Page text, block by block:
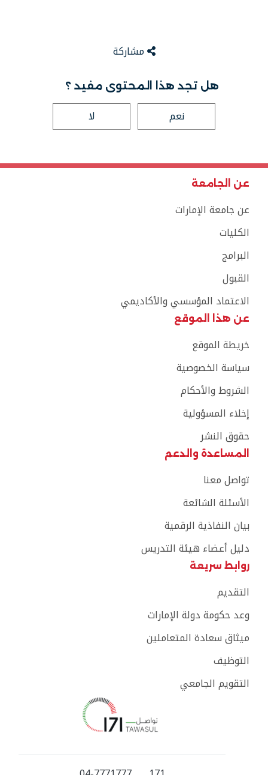
مشاركة
هل تجد هذا المحتوى مفيد ؟
نعم لا
عن الجامعة
عن جامعة الإمارات
الكليات
البرامج
القبول
الاعتماد المؤسسي والأكاديمي
عن هذا الموقع
خريطة الموقع
سياسة الخصوصية
الشروط والأحكام
إخلاء المسؤولية
حقوق النشر
المساعدة والدعم
تواصل معنا
الأسئلة الشائعة
بيان النفاذية الرقمية
دليل أعضاء هيئة التدريس
روابط سريعة
التقديم
وعد حكومة دولة الإمارات
ميثاق سعادة المتعاملين
التوظيف
التقويم الجامعي